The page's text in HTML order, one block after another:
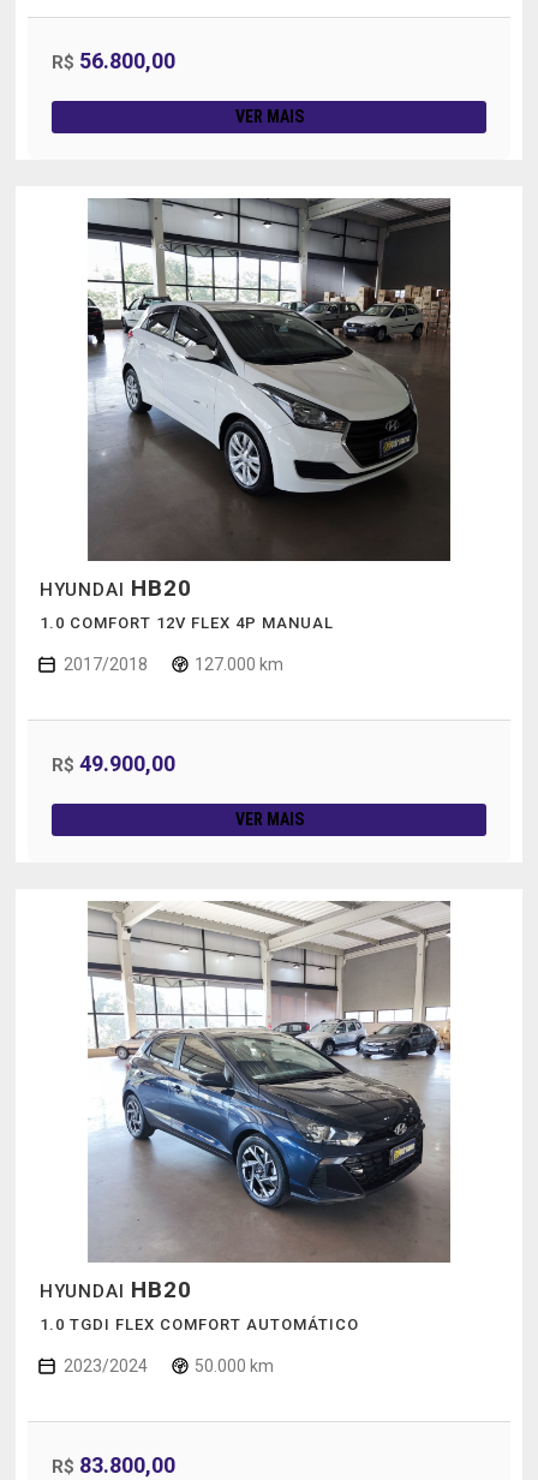
R$ 56.800,00
VER MAIS
HYUNDAI HB20
1.0 COMFORT 12V FLEX 4P MANUAL
2017/2018 127.000 km
R$ 49.900,00
VER MAIS
HYUNDAI HB20
1.0 TGDI FLEX COMFORT AUTOMÁTICO
2023/2024 50.000 km
R$ 83.800,00